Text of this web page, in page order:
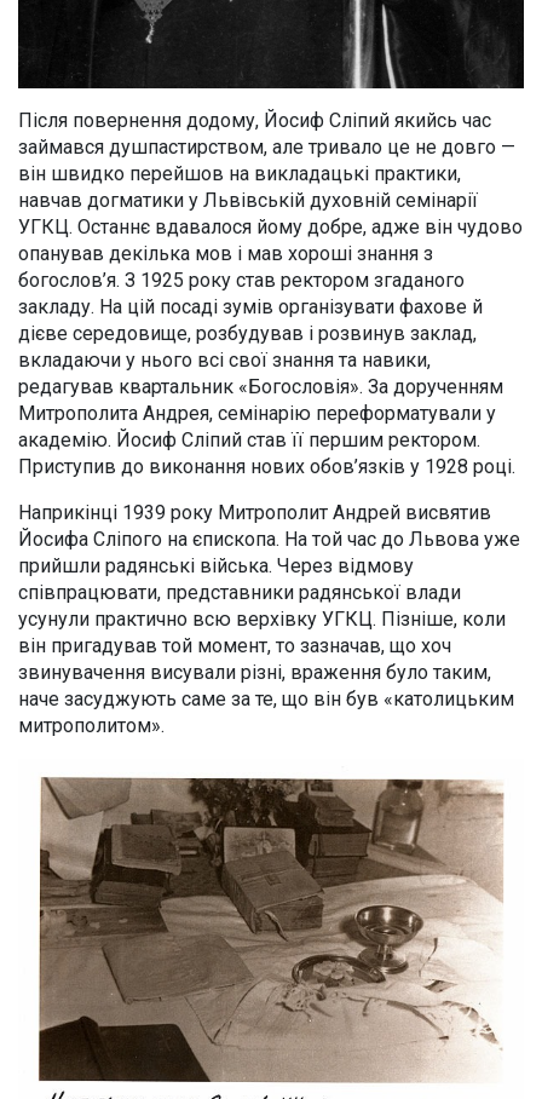
Після повернення додому, Йосиф Сліпий якийсь час
займався душпастирством, але тривало це не довго —
він швидко перейшов на викладацькі практики,
навчав догматики у Львівській духовній семінарії
УГКЦ. Останнє вдавалося йому добре, адже він чудово
опанував декілька мов і мав хороші знання з
богослов’я. З 1925 року став ректором згаданого
закладу. На цій посаді зумів організувати фахове й
дієве середовище, розбудував і розвинув заклад,
вкладаючи у нього всі свої знання та навики,
редагував квартальник «Богословія». За дорученням
Митрополита Андрея, семінарію переформатували у
академію. Йосиф Сліпий став її першим ректором.
Приступив до виконання нових обов’язків у 1928 році.
Наприкінці 1939 року Митрополит Андрей висвятив
Йосифа Сліпого на єпископа. На той час до Львова уже
прийшли радянські війська. Через відмову
співпрацювати, представники радянської влади
усунули практично всю верхівку УГКЦ. Пізніше, коли
він пригадував той момент, то зазначав, що хоч
звинувачення висували різні, враження було таким,
наче засуджують саме за те, що він був «католицьким
митрополитом».